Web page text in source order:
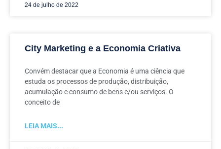
24 de julho de 2022
City Marketing e a Economia Criativa
Convém destacar que a Economia é uma ciência que
estuda os processos de produção, distribuição,
acumulação e consumo de bens e/ou serviços. O
conceito de
LEIA MAIS...